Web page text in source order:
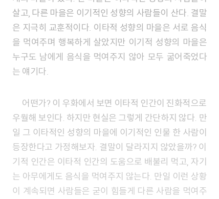
살고, 다른 마을은 이기적인 성향의 사람들이 산다. 결말
은 지극히 교훈적이다. 이타적 성향의 마을은 서로 음식
을 먹여주며 행복하게 살았지만 이기적 성향의 마을은
누구도 남에게 음식을 먹여주지 않아 모두 굶어죽었다
는 얘기다.
어떤가? 이 우화에서 보면 이타적 인간이 진화적으로
우월해 보인다. 하지만 현실은 그렇게 간단하지 않다. 만
일 그 이타적인 성향의 마을에 이기적인 인물 한 사람이
등장한다고 가정해보자. 결말이 달라지지 않았을까? 이
기적 인간은 이타적 인간의 도움으로 배불리 먹고, 자기
는 아무에게도 음식을 먹여주지 않는다. 만일 이런 상황
이 계속되면 사람들은 굳이 힘들게 다른 사람을 먹여주